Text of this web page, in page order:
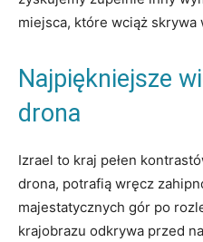
miejsca, które wciąż skrywa
Najpiękniejsze
drona
Izrael to kraj pełen
drona, potrafią wręcz
majestatycznych gór po
krajobrazu odkrywa przed